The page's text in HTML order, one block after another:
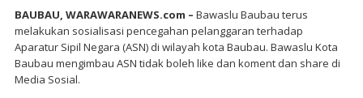
BAUBAU, WARAWARANEWS.com – Bawaslu Baubau terus
melakukan sosialisasi pencegahan pelanggaran terhadap
Aparatur Sipil Negara (ASN) di wilayah kota Baubau. Bawaslu Kota
Baubau mengimbau ASN tidak boleh like dan koment dan share di
Media Sosial.